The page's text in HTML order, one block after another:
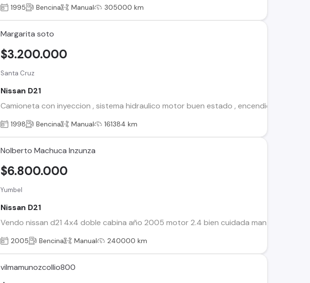
1995 Bencina Manual 305000 km
Margarita soto
Santa Cruz
Nissan D21
Camioneta con inyeccion , sistema hidraulico motor buen estado , encendido a la llave
$3.200.000
1998 Bencina Manual 161384 km
Nolberto Machuca Inzunza
Yumbel
Nissan D21
Vendo nissan d21 4x4 doble cabina año 2005 motor 2.4 bien cuidada mantenciones
$6.800.000
2005 Bencina Manual 240000 km
vilmamunozcollio800